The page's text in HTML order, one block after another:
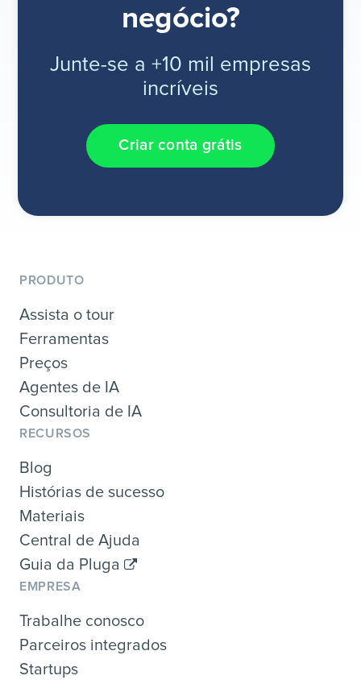
negócio?
Junte-se a +10 mil empresas
incríveis
Criar conta grátis
PRODUTO
Assista o tour
Ferramentas
Preços
Agentes de IA
Consultoria de IA
RECURSOS
Blog
Histórias de sucesso
Materiais
Central de Ajuda
Guia da Pluga
EMPRESA
Trabalhe conosco
Parceiros integrados
Startups